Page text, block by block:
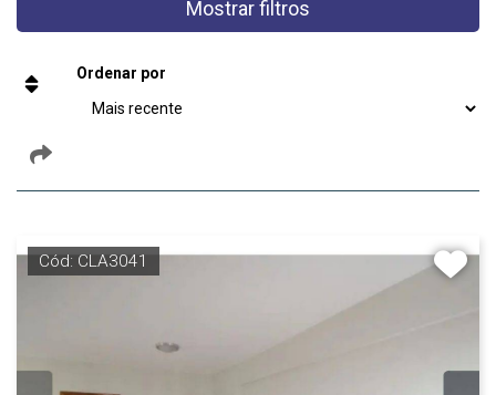
Mostrar filtros
Ordenar por
Cód: CLA3041